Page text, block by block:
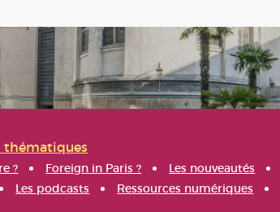
thématiques
? Foreign in Paris ? Les nouveautés
Les podcasts Ressources numériques